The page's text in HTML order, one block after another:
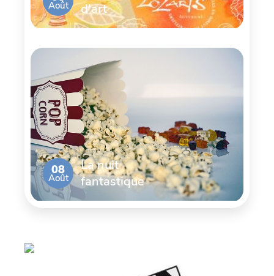
Août
d'art
08
Août
La nuit
fantastique